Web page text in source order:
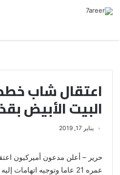
اعتقال شاب
البيت الأبيض
يناير 17, 2019
حرير – أعلن مدعون أميركيون
عمره 21 عاما وتوجيه